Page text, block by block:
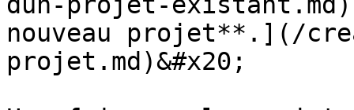
nouveau projet**.](/
projet.md)&#x20;